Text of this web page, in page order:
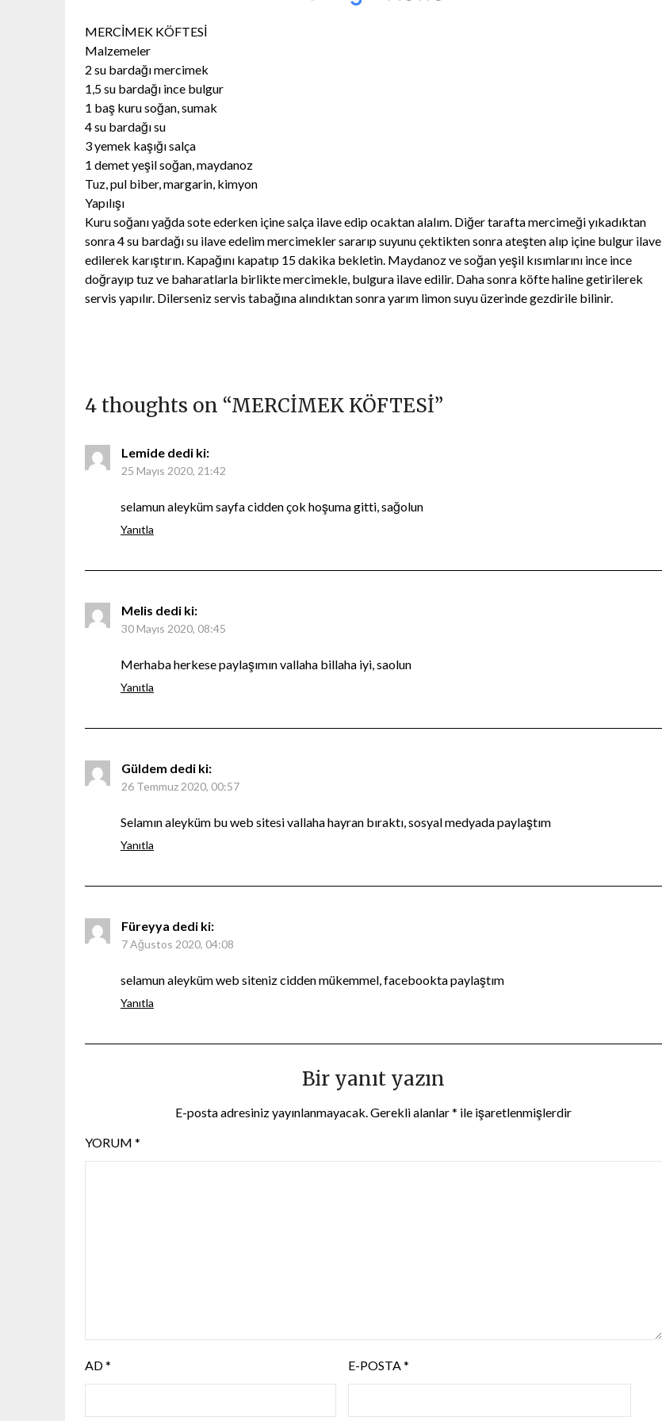
MERCİMEK KÖFTESİ
Malzemeler
2 su bardağı mercimek
1,5 su bardağı ince bulgur
1 baş kuru soğan, sumak
4 su bardağı su
3 yemek kaşığı salça
1 demet yeşil soğan, maydanoz
Tuz, pul biber, margarin, kimyon
Yapılışı
Kuru soğanı yağda sote ederken içine salça ilave edip ocaktan alalım. Diğer tarafta mercimeği yıkadıktan
sonra 4 su bardağı su ilave edelim mercimekler sararıp suyunu çektikten sonra ateşten alıp içine bulgur ilave
edilerek karıştırın. Kapağını kapatıp 15 dakika bekletin. Maydanoz ve soğan yeşil kısımlarını ince ince
doğrayıp tuz ve baharatlarla birlikte mercimekle, bulgura ilave edilir. Daha sonra köfte haline getirilerek
servis yapılır. Dilerseniz servis tabağına alındıktan sonra yarım limon suyu üzerinde gezdirile bilinir.
4 thoughts on “MERCİMEK KÖFTESİ”
Lemide dedi ki:
25 Mayıs 2020, 21:42
selamun aleyküm sayfa cidden çok hoşuma gitti, sağolun
Yanıtla
Melis dedi ki:
30 Mayıs 2020, 08:45
Merhaba herkese paylaşımın vallaha billaha iyi, saolun
Yanıtla
Güldem dedi ki:
26 Temmuz 2020, 00:57
Selamın aleyküm bu web sitesi vallaha hayran bıraktı, sosyal medyada paylaştım
Yanıtla
Füreyya dedi ki:
7 Ağustos 2020, 04:08
selamun aleyküm web siteniz cidden mükemmel, facebookta paylaştım
Yanıtla
Bir yanıt yazın
E-posta adresiniz yayınlanmayacak.Gerekli alanlar* ile işaretlenmişlerdir
YORUM *
AD* E-POSTA*